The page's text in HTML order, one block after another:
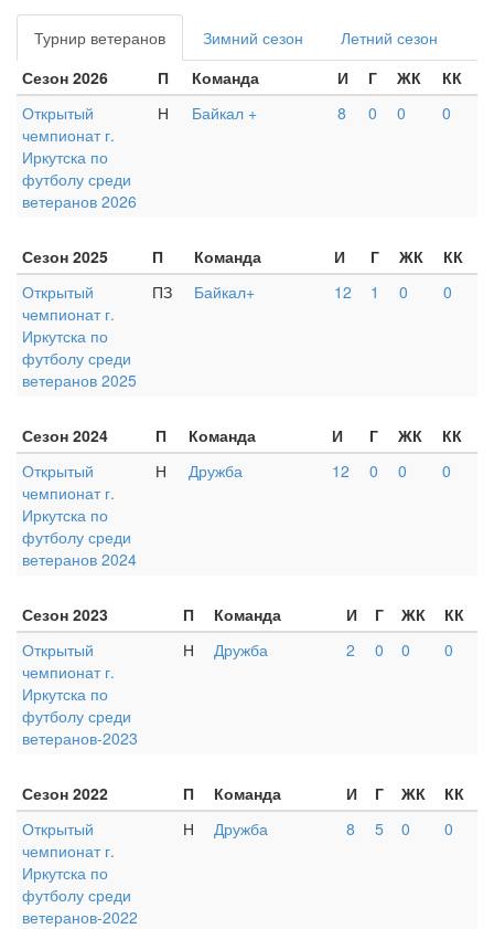
Турнир ветеранов Зимний сезон
Летний сезон
Сезон 2026
П Команда И Г ЖК
КК
Открытый
чемпионат г.
Иркутска по
футболу среди
ветеранов 2026
Н Байкал + 8 0 0 0
Сезон 2025 П Команда И Г ЖК
КК
Открытый
чемпионат г.
Иркутска по
футболу среди
ветеранов 2025
ПЗ Байкал+ 12 1 0 0
Сезон 2024 П Команда И Г ЖК
КК
Открытый
чемпионат г.
Иркутска по
футболу среди
ветеранов 2024
Н Дружба 12 0 0 0
Сезон 2023 П Команда И Г ЖК
КК
Открытый
чемпионат г.
Иркутска по
футболу среди
ветеранов-2023
Н Дружба 2 0 0 0
Сезон 2022 П Команда И Г ЖК
КК
Открытый
чемпионат г.
Иркутска по
футболу среди
ветеранов-2022
Н Дружба 8 5 0 0